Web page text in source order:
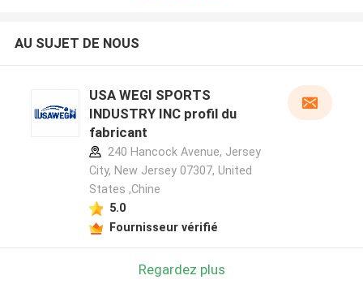
AU SUJET DE NOUS
USA WEGI SPORTS
INDUSTRY INC profil du
fabricant
240 Hancock Avenue, Jersey
City, New Jersey 07307, United
States ,Chine
5.0
Fournisseur vérifié
Regardez plus